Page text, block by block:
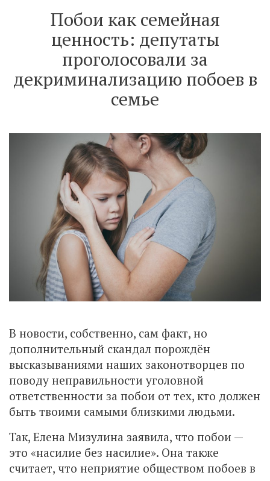
Побои как семейная
ценность: депутаты
проголосовали за
декриминализацию побоев в
семье
В новости, собственно, сам факт, но
дополнительный скандал порождён
высказываниями наших законотворцев по
поводу неправильности уголовной
ответственности за побои от тех, кто должен
быть твоими самыми близкими людьми.
Так, Елена Мизулина заявила, что побои —
это «насилие без насилие». Она также
считает, что неприятие обществом побоев в